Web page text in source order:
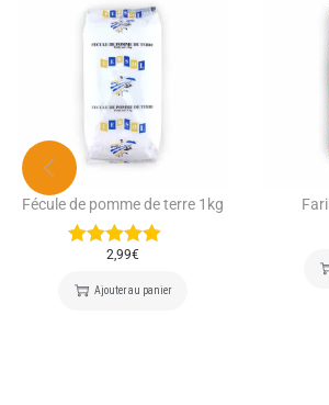
Fécule de pomme de terre 1kg
2,99€
Ajouter au panier